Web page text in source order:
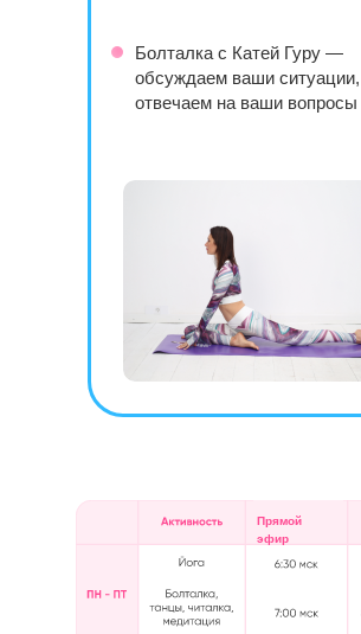
Болталка с Катей Гуру —
обсуждаем ваши ситуации,
отвечаем на ваши вопросы
Прямой
эфир